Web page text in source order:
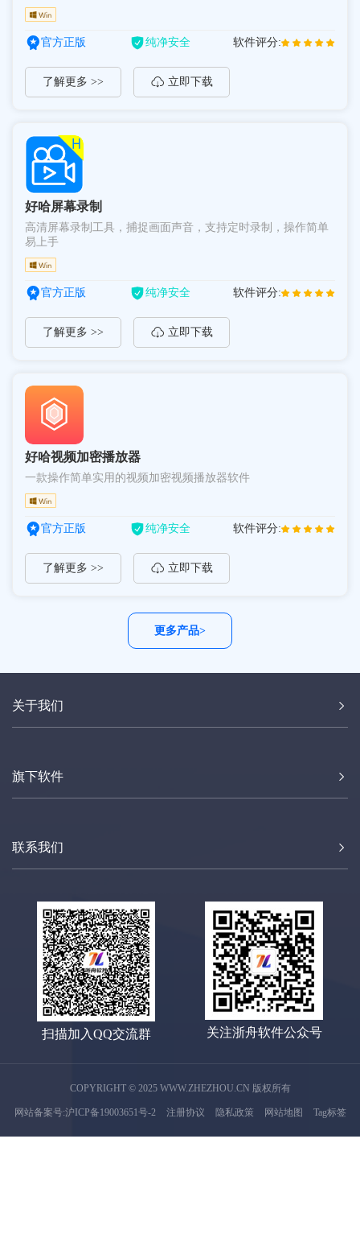
官方正版 纯净安全 软件评分:
了解更多 >> 立即下载
好哈屏幕录制
高清屏幕录制工具，捕捉画面声音，支持定时录制，操作简单
易上手
官方正版 纯净安全 软件评分:
了解更多 >> 立即下载
好哈视频加密播放器
一款操作简单实用的视频加密视频播放器软件
官方正版 纯净安全 软件评分:
了解更多 >> 立即下载
更多产品>
关于我们
旗下软件
联系我们
扫描加入QQ交流群 关注浙舟软件公众号
COPYRIGHT © 2025 WWW.ZHEZHOU.CN 版权所有
网站备案号:沪ICP备19003651号-2 注册协议 隐私政策 网站地图 Tag标签